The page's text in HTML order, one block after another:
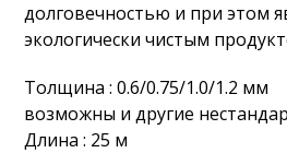
долговечностью и при этом
экологически чистым
Толщина : 0.6/0.75/1.0/1.2 мм
возможны и другие
Длина : 25 м